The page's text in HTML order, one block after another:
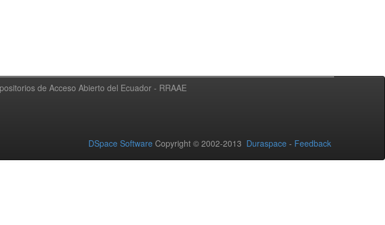
de Acceso Abierto del Ecuador - RRAAE
DSpace Software Copyright © 2002-2013 Duraspace - Feedback